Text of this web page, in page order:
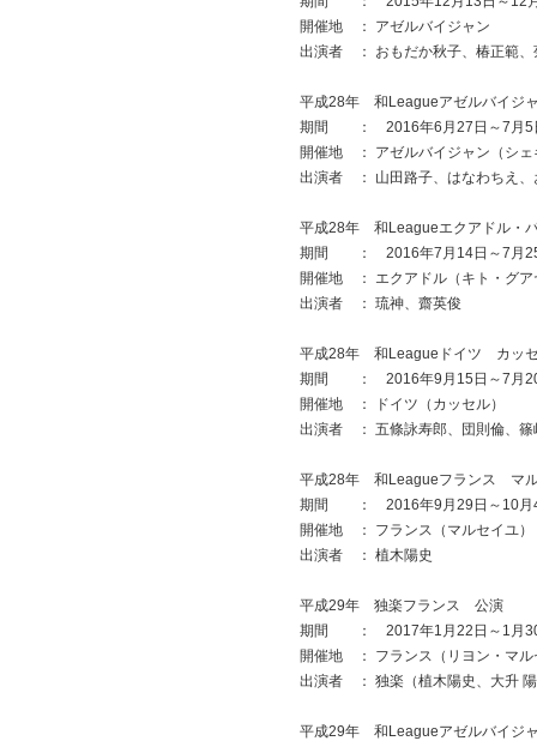
開催地 ： アゼルバイジャン
出演者 ： おもだか秋子、椿正範、
平成28年 和Leagueアゼルバイジ
期間 ： 2016年6月27日～7月5
開催地 ： アゼルバイジャン（シェ
出演者 ： 山田路子、はなわちえ、
平成28年 和Leagueエクアドル・
期間 ： 2016年7月14日～7月
開催地 ： エクアドル（キト・グア
出演者 ： 琉神、齋英俊
平成28年 和Leagueドイツ カッ
期間 ： 2016年9月15日～7月
開催地 ： ドイツ（カッセル）
出演者 ： 五條詠寿郎、団則倫、篠
平成28年 和Leagueフランス マ
期間 ： 2016年9月29日～10月
開催地 ： フランス（マルセイユ）
出演者 ： 植木陽史
平成29年 独楽フランス 公演
期間 ： 2017年1月22日～1月
開催地 ： フランス（リヨン・マル
出演者 ： 独楽（植木陽史、大升
平成29年 和Leagueアゼルバイジ